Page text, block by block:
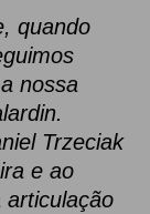
quando
nossa
Trzeciak
e ao
articulação